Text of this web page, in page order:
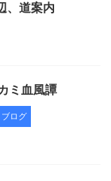
、道案内
ミ血風譚
ブログ